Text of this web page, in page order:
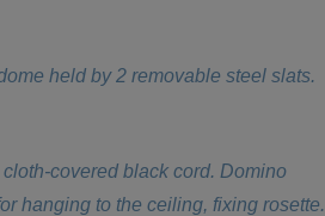
held by 2 removable steel slats.
covered black cord. Domino
hanging to the ceiling, fixing rosette.